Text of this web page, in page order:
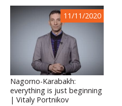
11/11/2020
Nagorno-Karabakh:
everything is just beginning
| Vitaly Portnikov